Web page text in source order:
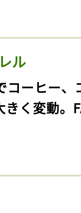
ル
コーヒー、
きく変動。